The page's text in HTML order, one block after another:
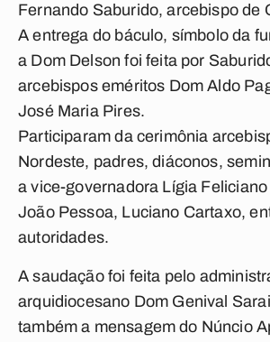
Fernando Saburido, arcebispo de
A entrega do báculo, símbolo da
a Dom Delson foi feita por
arcebispos eméritos Dom Aldo
José Maria Pires.
Participaram da cerimônia
Nordeste, padres, diáconos,
a vice-governadora Lígia
João Pessoa, Luciano Cartaxo,
autoridades.
A saudação foi feita pelo
arquidiocesano Dom Genival
também a mensagem do Núncio